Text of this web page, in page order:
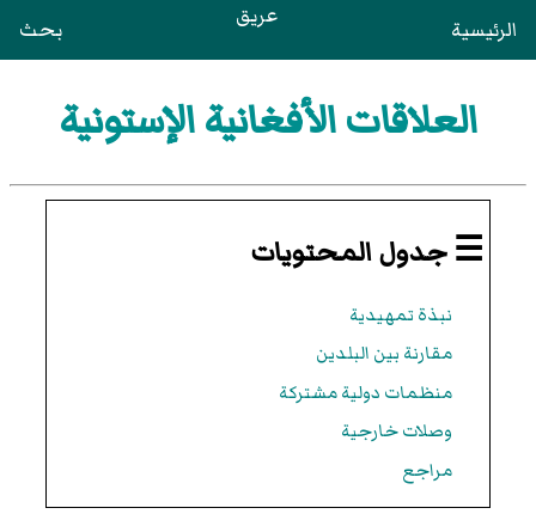
الرئيسية عريق بحث
العلاقات الأفغانية الإستونية
☰ جدول المحتويات
نبذة تمهيدية
مقارنة بين البلدين
منظمات دولية مشتركة
وصلات خارجية
مراجع